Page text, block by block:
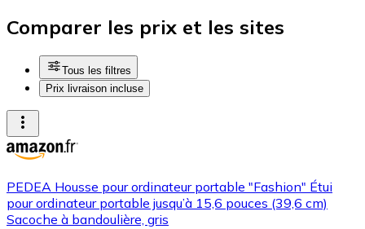
Comparer les prix et les sites
Tous les filtres
Prix livraison incluse
PEDEA Housse pour ordinateur portable "Fashion" Étui
pour ordinateur portable jusqu’à 15,6 pouces (39,6 cm)
Sacoche à bandoulière, gris